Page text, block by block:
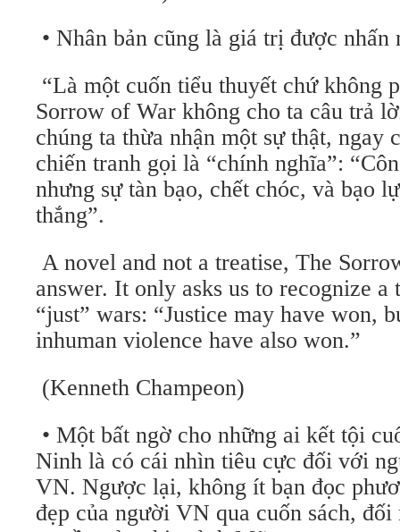
• Nhân bản cũng là giá trị được nhấn
“Là một cuốn tiểu thuyết chứ không
Sorrow of War không cho ta câu trả
chúng ta thừa nhận một sự thật, ngay
chiến tranh gọi là “chính nghĩa”:
nhưng sự tàn bạo, chết chóc, và bạo
thắng”.
A novel and not a treatise, The
answer. It only asks us to recognize
“just” wars: “Justice may have won,
inhuman violence have also won.”
(Kenneth Champeon)
• Một bất ngờ cho những ai kết tội
Ninh là có cái nhìn tiêu cực đối với
VN. Ngược lại, không ít bạn đọc
đẹp của người VN qua cuốn sách,